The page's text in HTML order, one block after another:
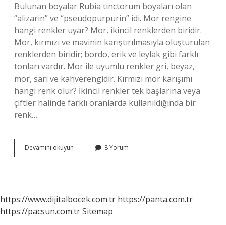
Bulunan boyalar Rubia tinctorum boyaları olan
“alizarin” ve “pseudopurpurin” idi. Mor rengine
hangi renkler uyar? Mor, ikincil renklerden biridir.
Mor, kırmızı ve mavinin karıştırılmasıyla oluşturulan
renklerden biridir; bordo, erik ve leylak gibi farklı
tonları vardır. Mor ile uyumlu renkler gri, beyaz,
mor, sarı ve kahverengidir. Kırmızı mor karışımı
hangi renk olur? İkincil renkler tek başlarına veya
çiftler halinde farklı oranlarda kullanıldığında bir
renk…
Devamını okuyun
Icin
8 Yorum
https://www.dijitalbocek.com.tr https://panta.com.tr
https://pacsun.com.trSitemap